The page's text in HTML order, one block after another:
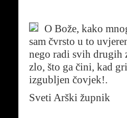
O Bože, kako
sam čvrsto u to
nego radi svih drugih
zlo, što ga čini, kad
izgubljen čovjek!.
Sveti Arški župnik